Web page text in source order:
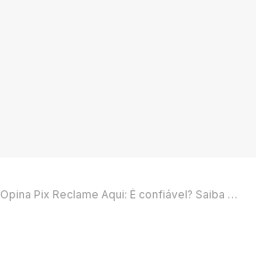
Opina Pix Reclame Aqui: É confiável? Saiba antes de usar